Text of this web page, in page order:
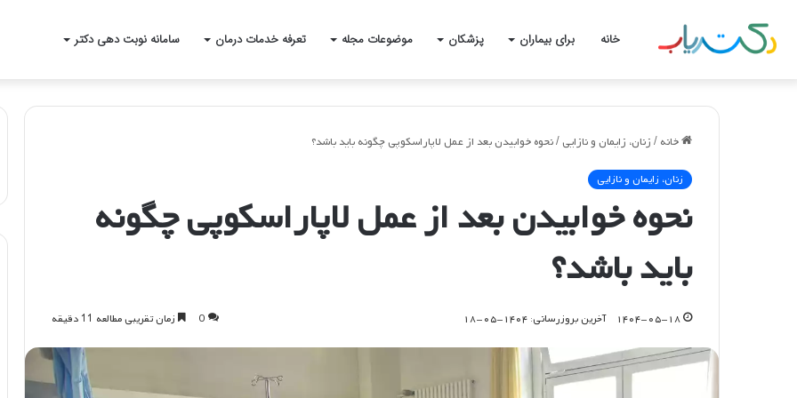
خانه برای بیماران پزشکان موضوعات مجله تعرفه خدمات درمان سامانه نوبت دهی دکتر
خانه / زنان، زایمان و نازایی/نحوه خوابیدن بعد از عمل لاپاراسکوپی چگونه باید باشد؟
زنان، زایمان و نازایی
نحوه خوابیدن بعد از عمل لاپاراسکوپی چگونه
باید باشد؟
۱۴۰۴-۰۵-۱۸ آخرین بروزرسانی: ۱۴۰۴-۰۵-۱۸ 0 زمان تقریبی مطالعه 11 دقیقه